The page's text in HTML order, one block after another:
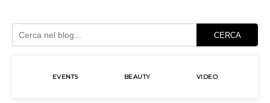
CERCA
EVENTS BEAUTY VIDEO